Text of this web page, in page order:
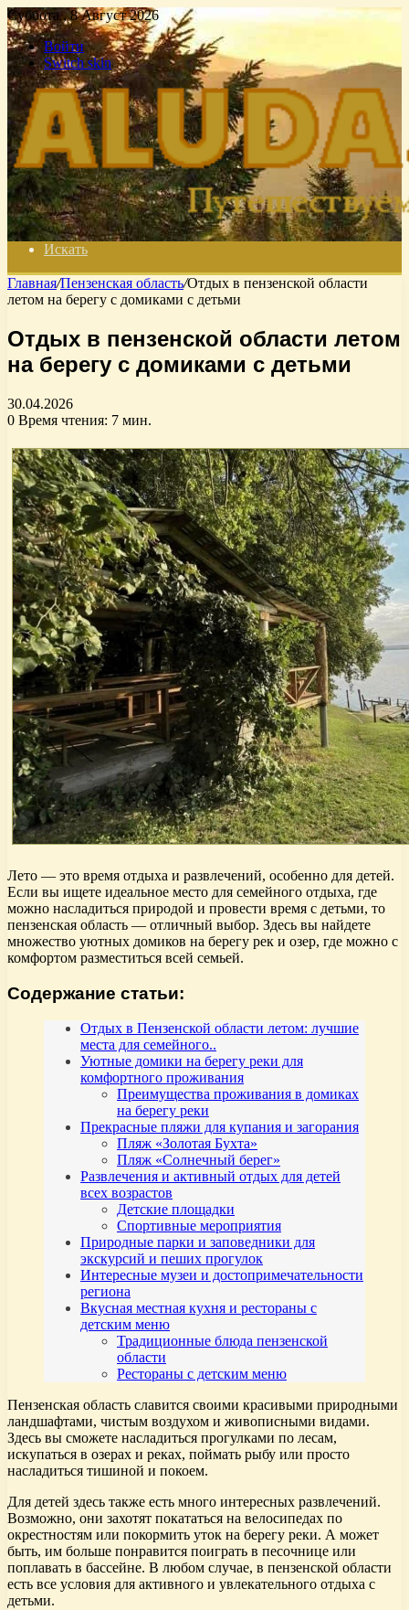
Суббота , 8 Август 2026
Войти
Switch skin
Искать
Главная/Пензенская область/Отдых в пензенской области
летом на берегу с домиками с детьми
Отдых в пензенской области летом
на берегу с домиками с детьми
30.04.2026
0 Время чтения: 7 мин.
Лето — это время отдыха и развлечений, особенно для детей.
Если вы ищете идеальное место для семейного отдыха, где
можно насладиться природой и провести время с детьми, то
пензенская область — отличный выбор. Здесь вы найдете
множество уютных домиков на берегу рек и озер, где можно с
комфортом разместиться всей семьей.
Содержание статьи:
Отдых в Пензенской области летом: лучшие
места для семейного..
Уютные домики на берегу реки для
комфортного проживания
Преимущества проживания в домиках
на берегу реки
Прекрасные пляжи для купания и загорания
Пляж «Золотая Бухта»
Пляж «Солнечный берег»
Развлечения и активный отдых для детей
всех возрастов
Детские площадки
Спортивные мероприятия
Природные парки и заповедники для
экскурсий и пеших прогулок
Интересные музеи и достопримечательности
региона
Вкусная местная кухня и рестораны с
детским меню
Традиционные блюда пензенской
области
Рестораны с детским меню
Пензенская область славится своими красивыми природными
ландшафтами, чистым воздухом и живописными видами.
Здесь вы сможете насладиться прогулками по лесам,
искупаться в озерах и реках, поймать рыбу или просто
насладиться тишиной и покоем.
Для детей здесь также есть много интересных развлечений.
Возможно, они захотят покататься на велосипедах по
окрестностям или покормить уток на берегу реки. А может
быть, им больше понравится поиграть в песочнице или
поплавать в бассейне. В любом случае, в пензенской области
есть все условия для активного и увлекательного отдыха с
детьми.